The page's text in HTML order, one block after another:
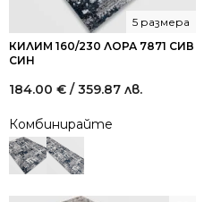
КИЛИМ 160/230 ЛОРА 7871 СИВ
СИН
5 размера
184.00 € / 359.87 лв.
Комбинирайте